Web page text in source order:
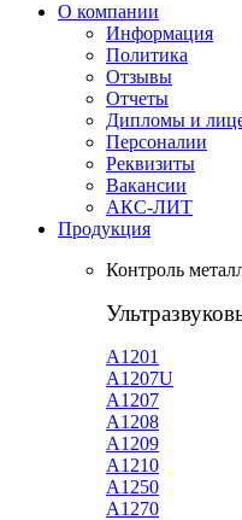
О компании
Информация
Политика
Отзывы
Отчеты
Дипломы и
Персоналии
Реквизиты
Вакансии
АКС-ЛИТ
Продукция
Контроль
A1201
А1207U
А1207
А1208
А1209
А1210
А1250
А1270